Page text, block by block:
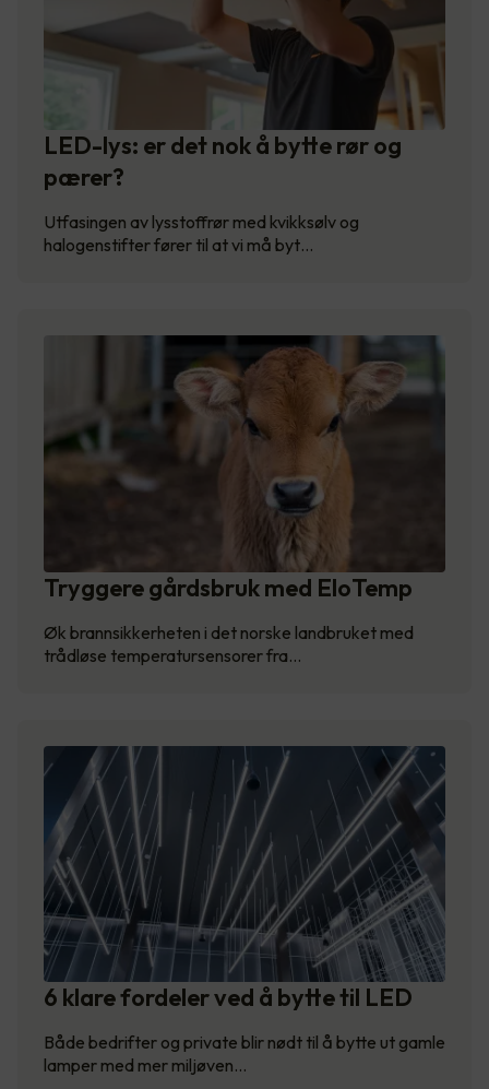
LED-lys: er det nok å bytte rør og
pærer?
Utfasingen av lysstoffrør med kvikksølv og
halogenstifter fører til at vi må byt…
Tryggere gårdsbruk med EloTemp
Øk brannsikkerheten i det norske landbruket med
trådløse temperatursensorer fra…
6 klare fordeler ved å bytte til LED
Både bedrifter og private blir nødt til å bytte ut gamle
lamper med mer miljøven…